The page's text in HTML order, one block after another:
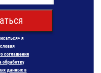
я
соглашения
обработку
данных в